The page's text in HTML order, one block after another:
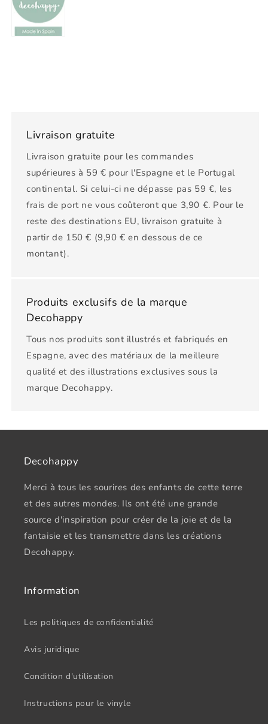
Livraison gratuite
Livraison gratuite pour les commandes
supérieures à 59 € pour l'Espagne et le Portugal
continental. Si celui-ci ne dépasse pas 59 €, les
frais de port ne vous coûteront que 3,90 €. Pour le
reste des destinations EU, livraison gratuite à
partir de 150 € (9,90 € en dessous de ce
montant).
Produits exclusifs de la marque
Decohappy
Tous nos produits sont illustrés et fabriqués en
Espagne, avec des matériaux de la meilleure
qualité et des illustrations exclusives sous la
marque Decohappy.
Decohappy
Merci à tous les sourires des enfants de cette terre
et des autres mondes. Ils ont été une grande
source d'inspiration pour créer de la joie et de la
fantaisie et les transmettre dans les créations
Decohappy.
Information
Les politiques de confidentialité
Avis juridique
Condition d'utilisation
Instructions pour le vinyle